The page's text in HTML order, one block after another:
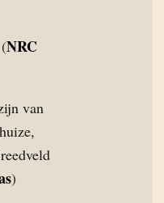
NRC
van
)